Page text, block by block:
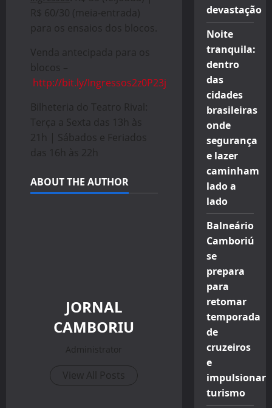
R$ 60/30 (meia-entrada)
para os ensaios dos blocos.
Venda antecipada para os
blocos –
http://bit.ly/Ingressos2z0P23j
Bilheteria do Teatro Rival:
Terça a Sexta das 13h às
21h | Sábados e Feriados
das 16h às 22h
ABOUT THE AUTHOR
JORNAL
CAMBORIU
Administrator
View All Posts
devastação
Noite
tranquila:
dentro
das
cidades
brasileiras
onde
segurança
e lazer
caminham
lado a
lado
Balneário
Camboriú
se
prepara
para
retomar
temporada
de
cruzeiros
e
impulsionar
turismo